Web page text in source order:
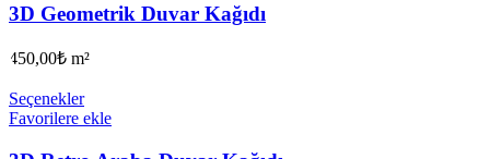
3D Geometrik Duvar Kağıdı
450,00₺ m²
Seçenekler
Favorilere ekle